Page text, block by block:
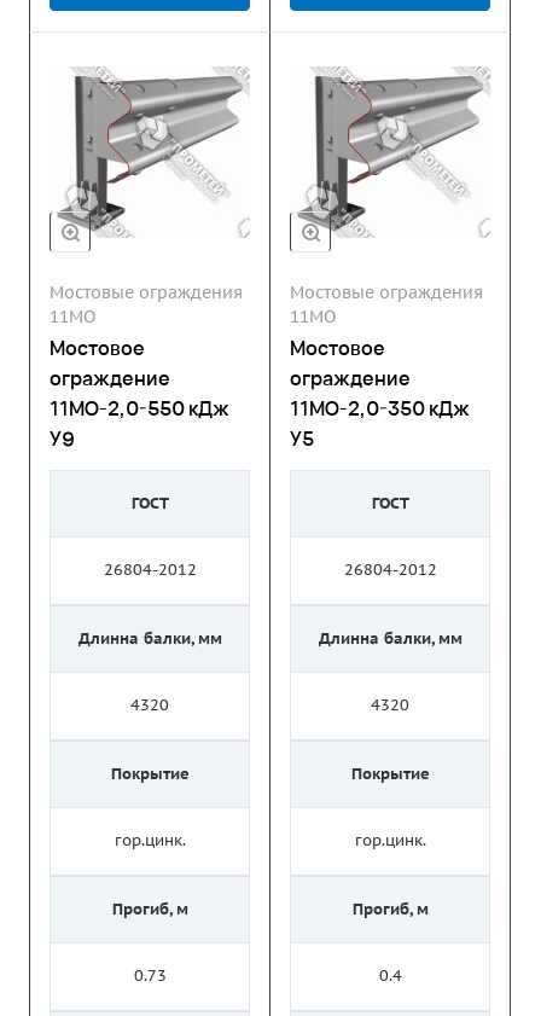
Мостовые ограждения
11МО
Мостовое
ограждение
11МО-2,0-550 кДж
У9
ГОСТ
26804-2012
Длинна балки, мм
4320
Покрытие
гор.цинк.
Прогиб, м
0.73
Мостовые ограждения
11МО
Мостовое
ограждение
11МО-2,0-350 кДж
У5
ГОСТ
26804-2012
Длинна балки, мм
4320
Покрытие
гор.цинк.
Прогиб, м
0.4